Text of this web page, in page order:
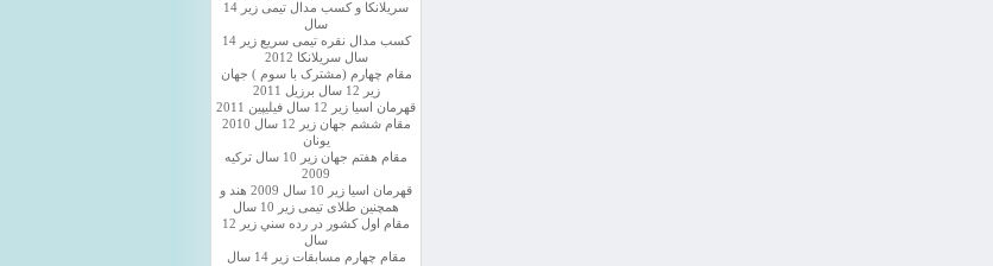
سريلانكا و کسب مدال تیمی زیر 14
سال
کسب مدال نقره تیمی سریع زیر 14
سال سریلانکا 2012
مقام چهارم (مشترک با سوم ) جهان
زیر 12 سال برزیل 2011
قهرمان اسيا زير 12 سال فیلیپین 2011
مقام ششم جهان زیر 12 سال 2010
یونان
مقام هفتم جهان زیر 10 سال ترکیه
2009
قهرمان اسيا زیر 10 سال 2009 هند و
همچنین طلای تیمی زیر 10 سال
مقام اول كشور در رده سني زير 12
سال
مقام چهارم مسابقات زیر 14 سال